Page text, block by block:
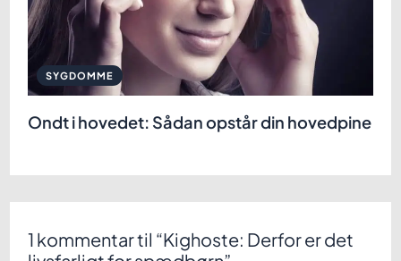
Ondt i hovedet: Sådan opstår din hovedpine
SYGDOMME
1 kommentar til “Kighoste: Derfor er det